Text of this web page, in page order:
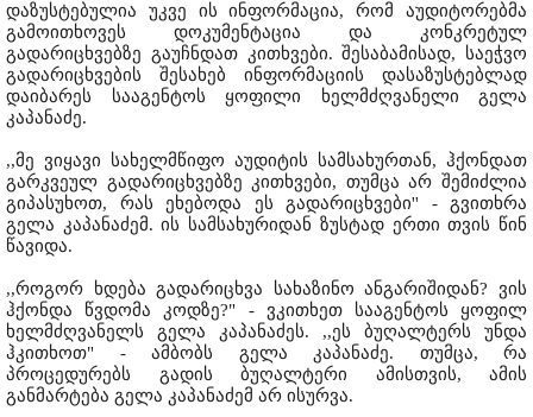
დაზუსტებულია უკვე ის ინფორმაცია, რომ აუდიტორებმა
გამოითხოვეს დოკუმენტაცია და კონკრეტულ
გადარიცხვებზე გაუჩნდათ კითხვები. შესაბამისად, საეჭვო
გადარიცხვების შესახებ ინფორმაციის დასაზუსტებლად
დაიბარეს სააგენტოს ყოფილი ხელმძღვანელი გელა
კაპანაძე.
,,მე ვიყავი სახელმწიფო აუდიტის სამსახურთან, ჰქონდათ
გარკვეულ გადარიცხვებზე კითხვები, თუმცა არ შემიძლია
გიპასუხოთ, რას ეხებოდა ეს გადარიცხვები'' - გვითხრა
გელა კაპანაძემ. ის სამსახურიდან ზუსტად ერთი თვის წინ
წავიდა.
,,როგორ ხდება გადარიცხვა სახაზინო ანგარიშიდან? ვის
ჰქონდა წვდომა კოდზე?" - ვკითხეთ სააგენტოს ყოფილ
ხელმძღვანელს გელა კაპანაძეს. ,,ეს ბუღალტერს უნდა
ჰკითხოთ" - ამბობს გელა კაპანაძე. თუმცა, რა
პროცედურებს გადის ბუღალტერი ამისთვის, ამის
განმარტება გელა კაპანაძემ არ ისურვა.